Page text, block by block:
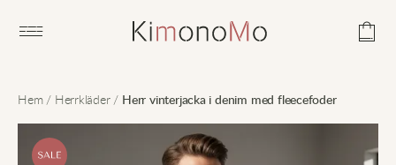
Open main menu
Hem/ Herrkläder/ Herr vinterjacka i denim med fleecefoder